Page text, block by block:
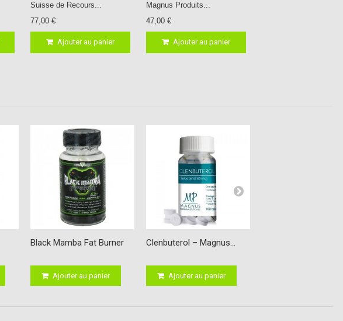
Suisse de Recours...
77,00 €
Ajouter au panier
Magnus Produits...
47,00 €
Ajouter au panier
Black Mamba Fat Burner
Ajouter au panier
Clenbuterol – Magnus...
Ajouter au panier